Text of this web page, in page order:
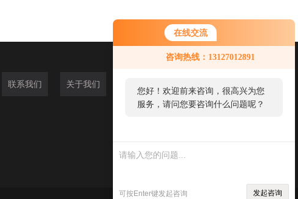
在线交流
咨询热线：13127012891
您好！欢迎前来咨询，很高兴为您
服务，请问您要咨询什么问题呢？
可按Enter键发起咨询 发起咨询
联系我们 关于我们